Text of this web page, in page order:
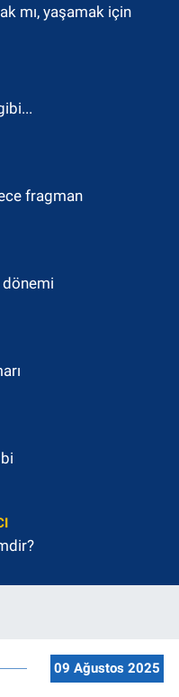
mı, yaşamak için
fragman
09 Ağustos 2025